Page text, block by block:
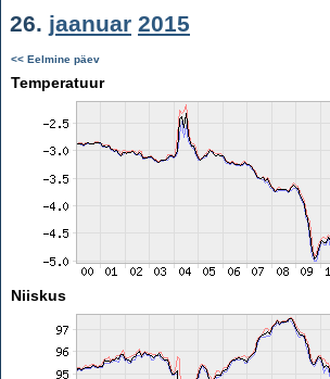
26. jaanuar 2015
<< Eelmine päev
Temperatuur
Niiskus